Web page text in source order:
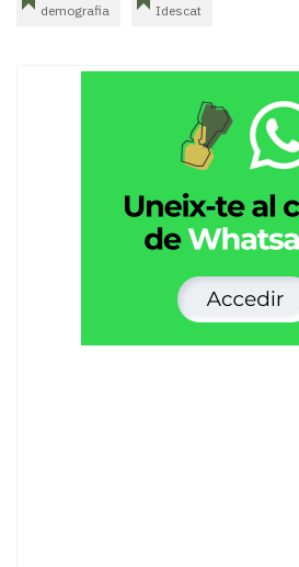
demografia Idescat